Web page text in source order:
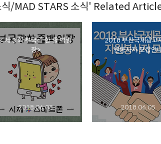
/MAD STARS 소식' Related
< 제 3 회 부국광 한 줄 백일
장>
2018.06.08
2018 부산국제광고
원봉사자 모집안
2018.06.05